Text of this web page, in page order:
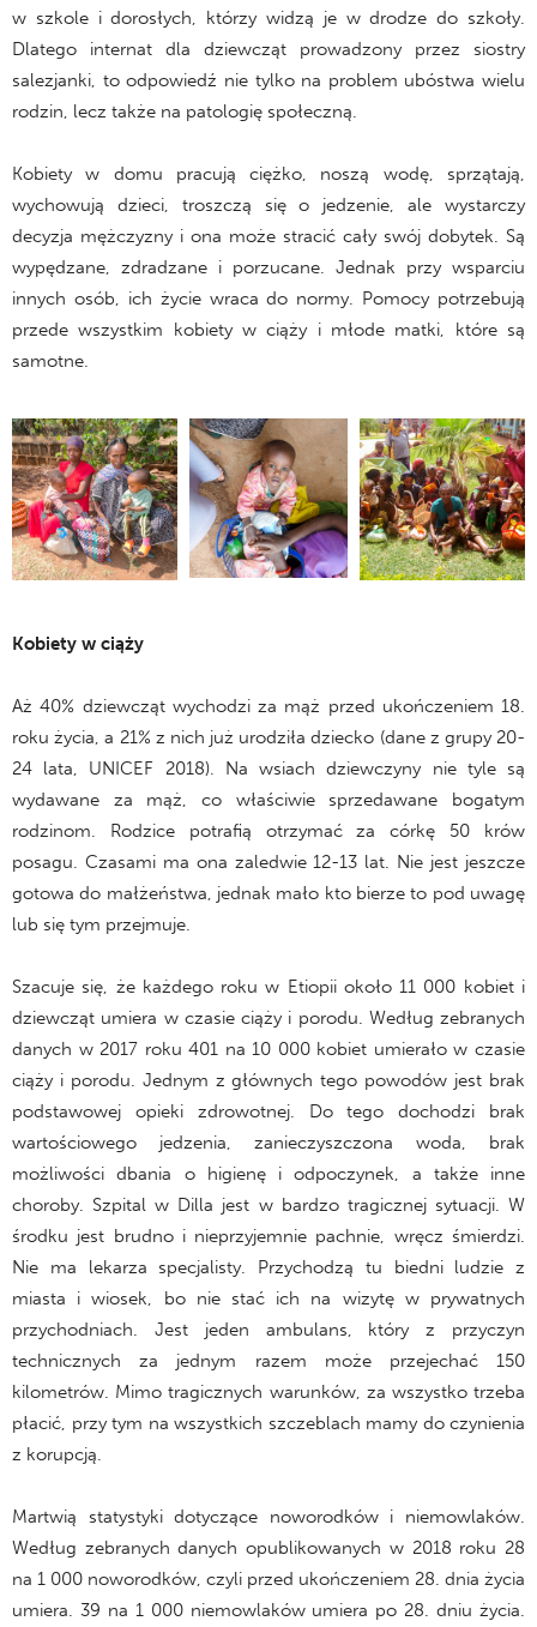
w szkole i dorosłych, którzy widzą je w drodze do szkoły.
Dlatego internat dla dziewcząt prowadzony przez siostry
salezjanki, to odpowiedź nie tylko na problem ubóstwa wielu
rodzin, lecz także na patologię społeczną.
Kobiety w domu pracują ciężko, noszą wodę, sprzątają,
wychowują dzieci, troszczą się o jedzenie, ale wystarczy
decyzja mężczyzny i ona może stracić cały swój dobytek. Są
wypędzane, zdradzane i porzucane. Jednak przy wsparciu
innych osób, ich życie wraca do normy. Pomocy potrzebują
przede wszystkim kobiety w ciąży i młode matki, które są
samotne.
Kobiety w ciąży
Aż 40% dziewcząt wychodzi za mąż przed ukończeniem 18.
roku życia, a 21% z nich już urodziła dziecko (dane z grupy 20-
24 lata, UNICEF 2018). Na wsiach dziewczyny nie tyle są
wydawane za mąż, co właściwie sprzedawane bogatym
rodzinom. Rodzice potrafią otrzymać za córkę 50 krów
posagu. Czasami ma ona zaledwie 12-13 lat. Nie jest jeszcze
gotowa do małżeństwa, jednak mało kto bierze to pod uwagę
lub się tym przejmuje.
Szacuje się, że każdego roku w Etiopii około 11 000 kobiet i
dziewcząt umiera w czasie ciąży i porodu. Według zebranych
danych w 2017 roku 401 na 10 000 kobiet umierało w czasie
ciąży i porodu. Jednym z głównych tego powodów jest brak
podstawowej opieki zdrowotnej. Do tego dochodzi brak
wartościowego jedzenia, zanieczyszczona woda, brak
możliwości dbania o higienę i odpoczynek, a także inne
choroby. Szpital w Dilla jest w bardzo tragicznej sytuacji. W
środku jest brudno i nieprzyjemnie pachnie, wręcz śmierdzi.
Nie ma lekarza specjalisty. Przychodzą tu biedni ludzie z
miasta i wiosek, bo nie stać ich na wizytę w prywatnych
przychodniach. Jest jeden ambulans, który z przyczyn
technicznych za jednym razem może przejechać 150
kilometrów. Mimo tragicznych warunków, za wszystko trzeba
płacić, przy tym na wszystkich szczeblach mamy do czynienia
z korupcją.
Martwią statystyki dotyczące noworodków i niemowlaków.
Według zebranych danych opublikowanych w 2018 roku 28
na 1 000 noworodków, czyli przed ukończeniem 28. dnia życia
umiera. 39 na 1 000 niemowlaków umiera po 28. dniu życia.